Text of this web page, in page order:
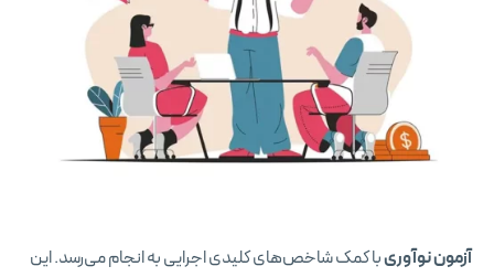
آزمون نوآوریبا کمک شاخص‌های کلیدی اجرایی به انجام می‌رسد. این